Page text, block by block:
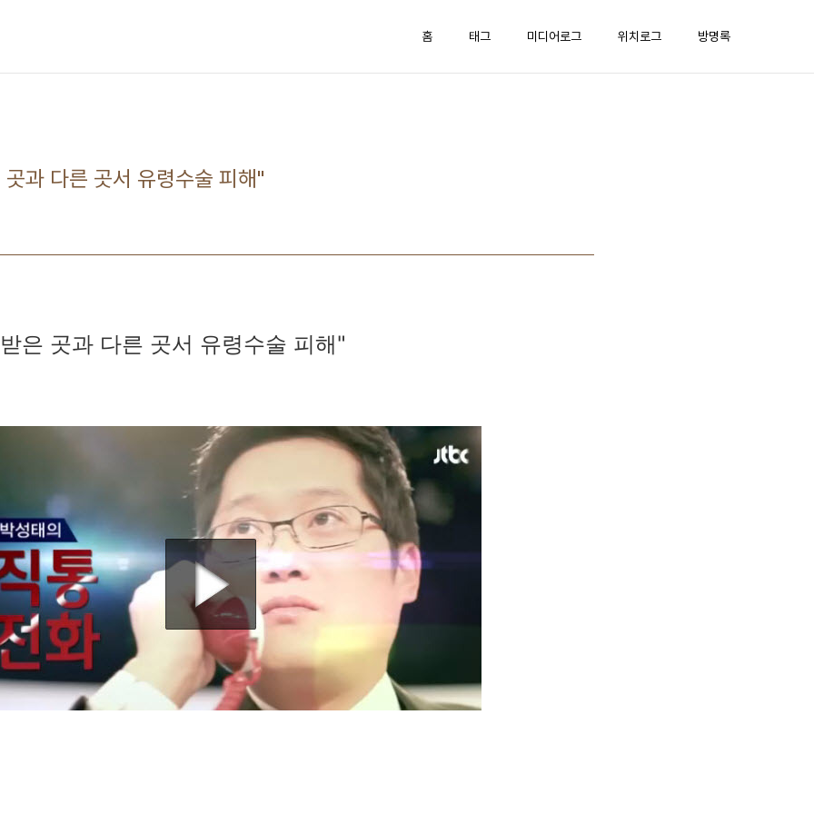
홈 태그 미디어로그 위치로그 방명록
과 다른 곳서 유령수술 피해"
은 곳과 다른 곳서 유령수술 피해"